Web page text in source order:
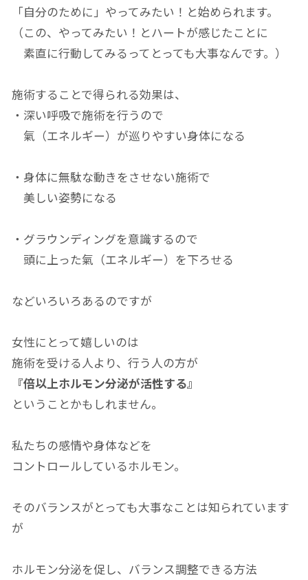
「自分のために」やってみたい！ と始められます。
（この、やってみたい！とハートが感じたことに
素直に行動してみるってとっても大事なんです。）
施術することで得られる効果は、
・深い呼吸で施術を行うので
氣（エネルギー） が巡りやすい身体になる
・身体に無駄な動きをさせない施術で
美しい姿勢になる
・グラウンディングを意識するので
頭に上った氣（エネルギー） を下ろせる
などいろいろあるのですが
女性にとって嬉しいのは
施術を受ける人より、行う人の方が
『倍以上ホルモン分泌が活性する』
ということかもしれません。
私たちの感情や身体などを
コントロールしているホルモン。
そのバランスがとっても大事なことは知られています
が
ホルモン分泌を促し、 バランス調整できる方法